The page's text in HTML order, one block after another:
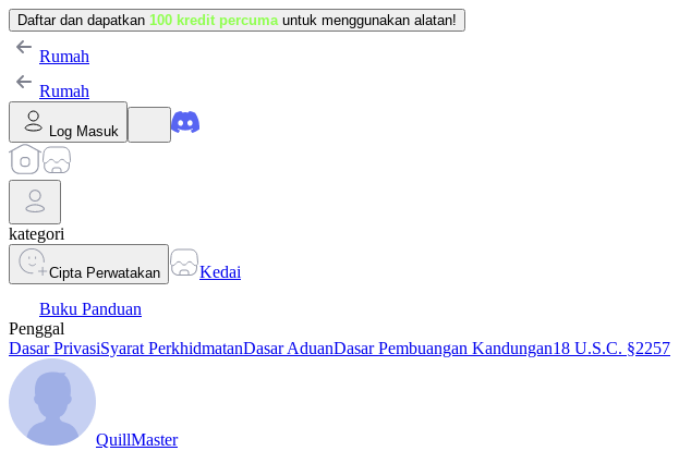
Daftar dan dapatkan 100 kredit percuma untuk menggunakan alatan!
Rumah
Rumah
Log Masuk
kategori
Cipta Perwatakan
Kedai
Buku Panduan
Penggal
Dasar PrivasiSyarat PerkhidmatanDasar AduanDasar Pembuangan Kandungan18 U.S.C. §2257
QuillMaster